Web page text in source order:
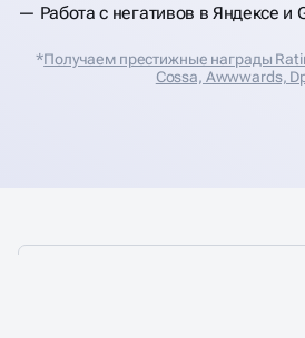
Работа с негативов в Яндексе и
*Получаем престижные награды
Cossa, Аwwwards,